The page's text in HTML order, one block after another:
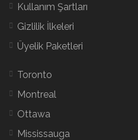
Kullanım Şartları
Gizlilik İlkeleri
Üyelik Paketleri
Toronto
Montreal
Ottawa
Mississauga